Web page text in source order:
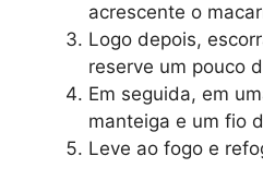
acrescente o
Logo depois,
reserve um pouco
Em seguida, em
manteiga e um fio
Leve ao fogo e